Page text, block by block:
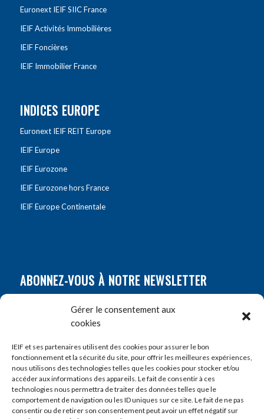
Gérer le consentement aux
cookies
IEIF et ses partenaires utilisent des cookies pour assurer le bon
fonctionnement et la sécurité du site, pour offrir les meilleures expériences,
nous utilisons des technologies telles que les cookies pour stocker et/ou
accéder aux informations des appareils. Le fait de consentir à ces
technologies nous permettra de traiter des données telles que le
comportement de navigation ou les ID uniques sur ce site. Le fait de ne pas
consentir ou de retirer son consentement peut avoir un effet négatif sur
Euronext IEIF SIIC France
IEIF Activités Immobilières
IEIF Foncières
IEIF Immobilier France
INDICES EUROPE
Euronext IEIF REIT Europe
IEIF Europe
IEIF Eurozone
IEIF Eurozone hors France
IEIF Europe Continentale
ABONNEZ-VOUS À NOTRE NEWSLETTER
Prénom*
E-mail*